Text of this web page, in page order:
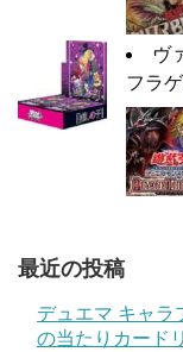
ヴ
フラ
最近の投稿
デュエマ キャラ
の当たりカード